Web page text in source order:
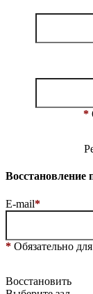
*
Восстановление
E-mail*
* Обязательно
Восстановить